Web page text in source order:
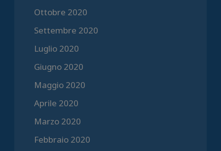
Ottobre 2020
Settembre 2020
Luglio 2020
Giugno 2020
Maggio 2020
Aprile 2020
Marzo 2020
Febbraio 2020